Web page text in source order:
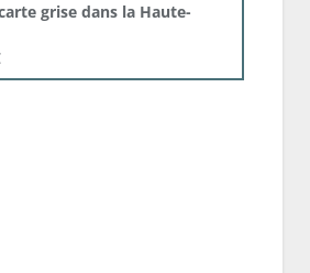
grise dans la Haute-